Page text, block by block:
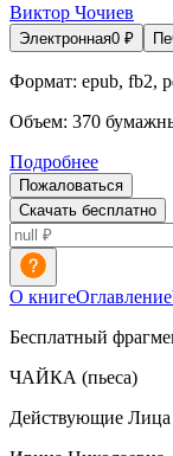
Виктор Чочиев
Электронная0 ₽
Формат: epub, fb2,
Объем: 370
Подробнее
Пожаловаться
Скачать бесплатно
О книгеОглавление
Бесплатный
ЧАЙКА (пьеса)
Действующие Лица